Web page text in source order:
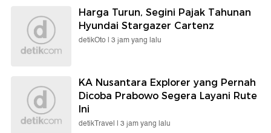
Harga Turun, Segini Pajak Tahunan
Hyundai Stargazer Cartenz
detikOto | 3 jam yang lalu
KA Nusantara Explorer yang Pernah
Dicoba Prabowo Segera Layani Rute
Ini
detikTravel | 3 jam yang lalu